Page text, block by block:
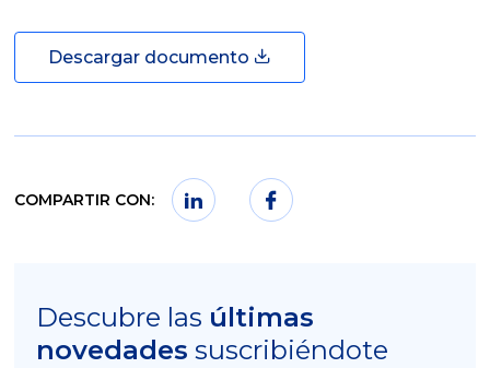
Descargar documento
COMPARTIR CON:
Descubre las últimas
novedades suscribiéndote